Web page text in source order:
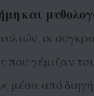
και
οι
που γέμιζαν
μέσα από